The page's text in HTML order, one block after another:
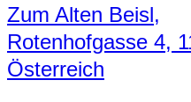
Zum Alten Beisl,
Rotenhofgasse 4,
Österreich